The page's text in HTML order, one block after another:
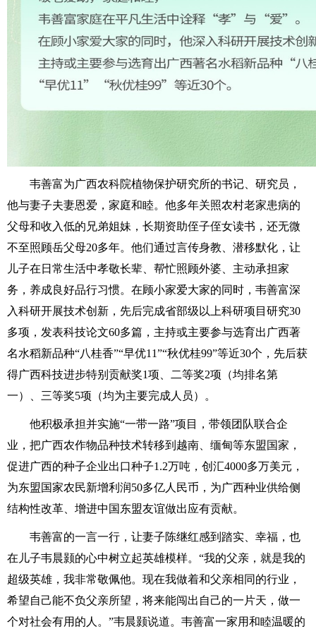
韦善富为广西农科院植物保护研究所的书记、研究员，
他与妻子夫妻恩爱，家庭和睦。他多年关照农村老家患病的
父母和收入低的兄弟姐妹，长期资助侄子侄女读书，还无微
不至照顾岳父母20多年。他们通过言传身教、潜移默化，让
儿子在日常生活中孝敬长辈、帮忙照顾外婆、主动承担家
务，养成良好品行习惯。在顾小家爱大家的同时，韦善富深
入科研开展技术创新，先后完成省部级以上科研项目研究30
多项，发表科技论文60多篇，主持或主要参与选育出广西著
名水稻新品种“八桂香”“早优11”“秋优桂99”等近30个，先后获
得广西科技进步特别贡献奖1项、二等奖2项（均排名第
一）、三等奖5项（均为主要完成人员）。
他积极承担并实施“一带一路”项目，带领团队联合企
业，把广西农作物品种技术转移到越南、缅甸等东盟国家，
促进广西的种子企业出口种子1.2万吨，创汇4000多万美元，
为东盟国家农民新增利润50多亿人民币，为广西种业供给侧
结构性改革、增进中国东盟友谊做出应有贡献。
韦善富的一言一行，让妻子陈继红感到踏实、幸福，也
在儿子韦晨颢的心中树立起英雄模样。“我的父亲，就是我的
超级英雄，我非常敬佩他。现在我做着和父亲相同的行业，
希望自己能不负父亲所望，将来能闯出自己的一片天，做一
个对社会有用的人。”韦晨颢说道。韦善富一家用和睦温暖的